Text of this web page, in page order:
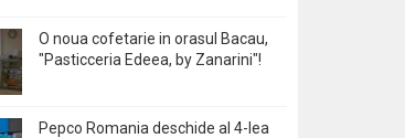
O noua cofetarie in orasul Bacau,
"Pasticceria Edeea, by Zanarini"!
Pepco Romania deschide al 4-lea